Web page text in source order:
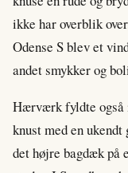
ikke har overblik
Odense S blev et
andet smykker og
Hærværk fyldte også
knust med en
det højre bagdæk på